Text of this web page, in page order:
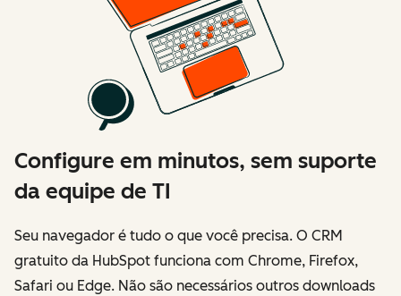
Configure em minutos, sem suporte
da equipe de TI
Seu navegador é tudo o que você precisa. O CRM
gratuito da HubSpot funciona com Chrome, Firefox,
Safari ou Edge. Não são necessários outros downloads